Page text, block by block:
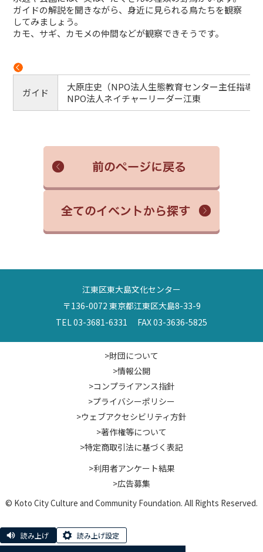
読み上げ 読み上げ設定
ガイドの解説を聞きながら、身近に見られる鳥たちを観察
してみましょう。
カモ、サギ、カモメの仲間などが観察できそうです。
ガイド
大原庄史（NPO法人生態教育センター主任指導
NPO法人ネイチャーリーダー江東
江東区東大島文化センター
〒136-0072 東京都江東区大島8-33-9
TEL 03-3681-6331 FAX 03-3636-5825
>財団について
>情報公開
>コンプライアンス指針
>プライバシーポリシー
>ウェブアクセシビリティ方針
>著作権等について
>特定商取引法に基づく表記
>利用者アンケート結果
>広告募集
© Koto City Culture and Community Foundation. All Rights Reserved.